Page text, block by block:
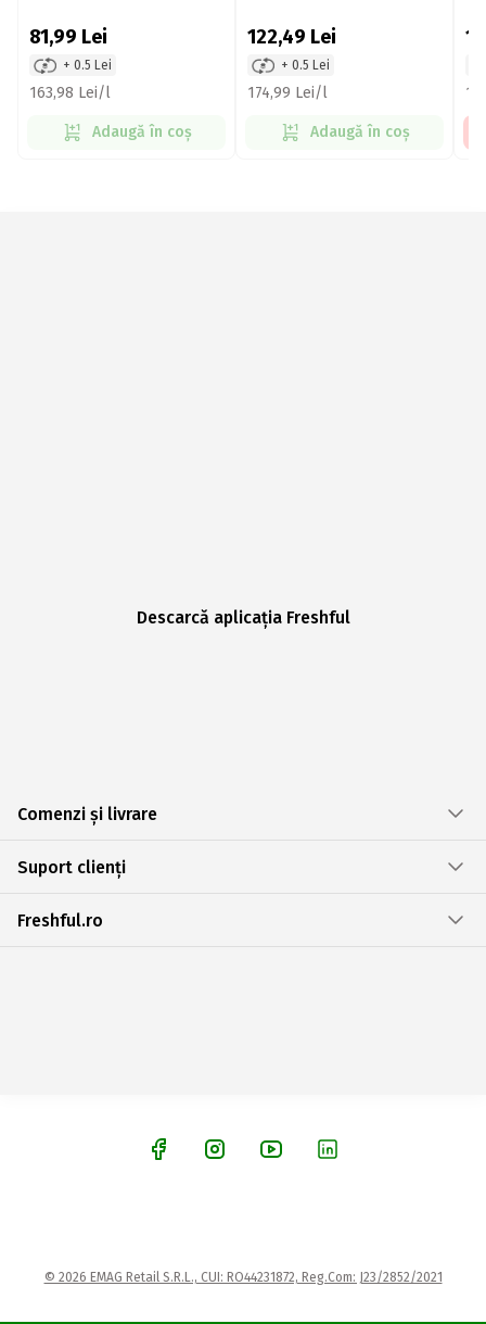
81,99 Lei
+ 0.5 Lei
163,98 Lei/l
Adaugă în coș
122,49 Lei
+ 0.5 Lei
174,99 Lei/l
Adaugă în coș
Descarcă aplicația Freshful
Comenzi și livrare
Suport clienți
Freshful.ro
© 2026 EMAG Retail S.R.L., CUI: RO44231872, Reg.Com: J23/2852/2021